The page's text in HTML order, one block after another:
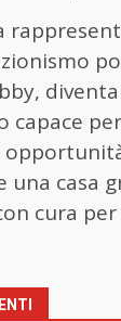
capace
una casa
cura